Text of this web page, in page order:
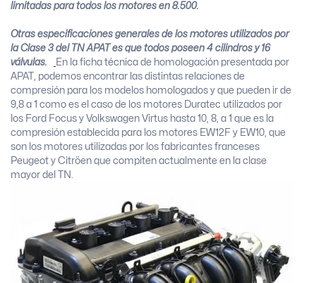
limitadas para todos los motores en 8.500.
Otras especificaciones generales de los motores utilizados por
la Clase 3 del TN APAT es que todos poseen 4 cilindros y 16
válvulas.
En la ficha técnica de homologación presentada por
APAT, podemos encontrar las distintas relaciones de
compresión para los modelos homologados y que pueden ir de
9,8 a 1 como es el caso de los motores Duratec utilizados por
los Ford Focus y Volkswagen Virtus hasta 10, 8, a 1 que es la
compresión establecida para los motores EW12F y EW10, que
son los motores utilizadas por los fabricantes franceses
Peugeot y Citröen que compiten actualmente en la clase
mayor del TN.